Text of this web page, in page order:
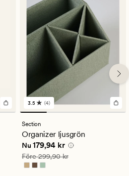
4
omdömen
med
ett
genomsnittligt
betyg
på
3.5
3.5 (4)
Section
Organizer ljusgrön
Nuvarande pris
Nu 179,94 kr
Ordinarie pris 299,90 kr
Före299,90 kr